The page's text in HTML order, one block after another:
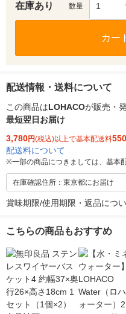
在庫あり 数量 1
カー
配送情報・送料について
この商品はLOHACOが販売・
最短翌日お届け
3,780円(税込)以上で基本配送料550
配送料について
※一部の商品につきましては、基本
在庫確認住所：東京都にお届け
賞味期限/使用期限・返品につ
こちらの商品もおすすめ